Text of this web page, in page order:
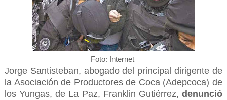
Foto: Internet.
Jorge Santisteban, abogado del principal dirigente de
la Asociación de Productores de Coca (Adepcoca) de
los Yungas, de La Paz, Franklin Gutiérrez,denunció